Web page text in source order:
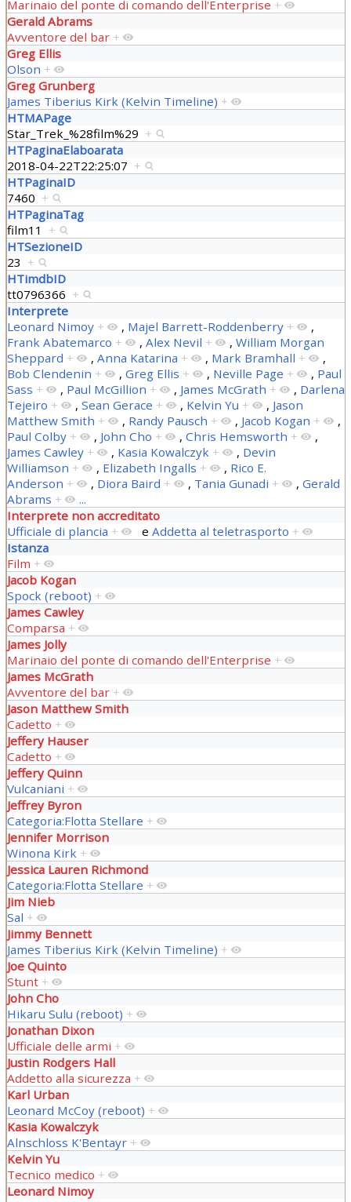
Marinaio del ponte di comando dell'Enterprise +
Gerald Abrams
Avventore del bar +
Greg Ellis
Olson +
Greg Grunberg
James Tiberius Kirk (Kelvin Timeline) +
HTMAPage
Star_Trek_%28film%29 +
HTPaginaElaboarata
2018-04-22T22:25:07 +
HTPaginaID
7460 +
HTPaginaTag
film11 +
HTSezioneID
23 +
HTimdbID
tt0796366 +
Interprete
Leonard Nimoy + , Majel Barrett-Roddenberry +
,
Frank Abatemarco + , Alex Nevil + , William Morgan
Sheppard + , Anna Katarina + , Mark Bramhall +
,
Bob Clendenin + , Greg Ellis + , Neville Page + , Paul
Sass + , Paul McGillion + , James McGrath + , Darlena
Tejeiro + , Sean Gerace + , Kelvin Yu + , Jason
Matthew Smith + , Randy Pausch + , Jacob Kogan +
,
Paul Colby + , John Cho + , Chris Hemsworth +
,
James Cawley + , Kasia Kowalczyk + , Devin
Williamson + , Elizabeth Ingalls + , Rico E.
Anderson + , Diora Baird + , Tania Gunadi + , Gerald
Abrams +
...
Interprete non accreditato
Ufficiale di plancia + e Addetta al teletrasporto +
Istanza
Film +
Jacob Kogan
Spock (reboot) +
James Cawley
Comparsa +
James Jolly
Marinaio del ponte di comando dell'Enterprise +
James McGrath
Avventore del bar +
Jason Matthew Smith
Cadetto +
Jeffery Hauser
Cadetto +
Jeffery Quinn
Vulcaniani +
Jeffrey Byron
Categoria:Flotta Stellare +
Jennifer Morrison
Winona Kirk +
Jessica Lauren Richmond
Categoria:Flotta Stellare +
Jim Nieb
Sal +
Jimmy Bennett
James Tiberius Kirk (Kelvin Timeline) +
Joe Quinto
Stunt +
John Cho
Hikaru Sulu (reboot) +
Jonathan Dixon
Ufficiale delle armi +
Justin Rodgers Hall
Addetto alla sicurezza +
Karl Urban
Leonard McCoy (reboot) +
Kasia Kowalczyk
Alnschloss K'Bentayr +
Kelvin Yu
Tecnico medico +
Leonard Nimoy